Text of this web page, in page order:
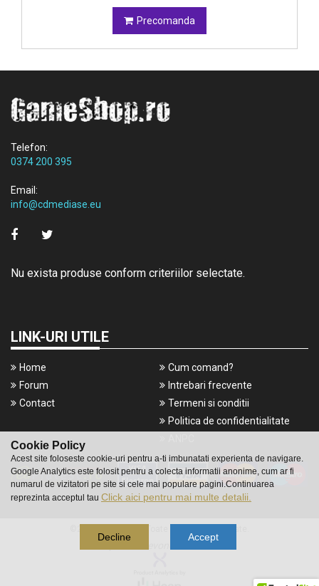
Cookie Policy
Acest site foloseste cookie-uri pentru a-ti imbunatati experienta de navigare.
Google Analytics este folosit pentru a colecta informatii anonime, cum ar fi
numarul de vizitatori pe site si cele mai populare pagini.Continuarea
reprezinta acceptul tau Click aici pentru mai multe detalii.
Decline Accept
Precomanda
Telefon:
0374 200 395
Email:
info@cdmediase.eu
Nu exista produse conform criteriilor selectate.
LINK-URI UTILE
Home
Forum
Contact
Cum comand?
Intrebari frecvente
Termeni si conditii
Politica de confidentialitate
DNA